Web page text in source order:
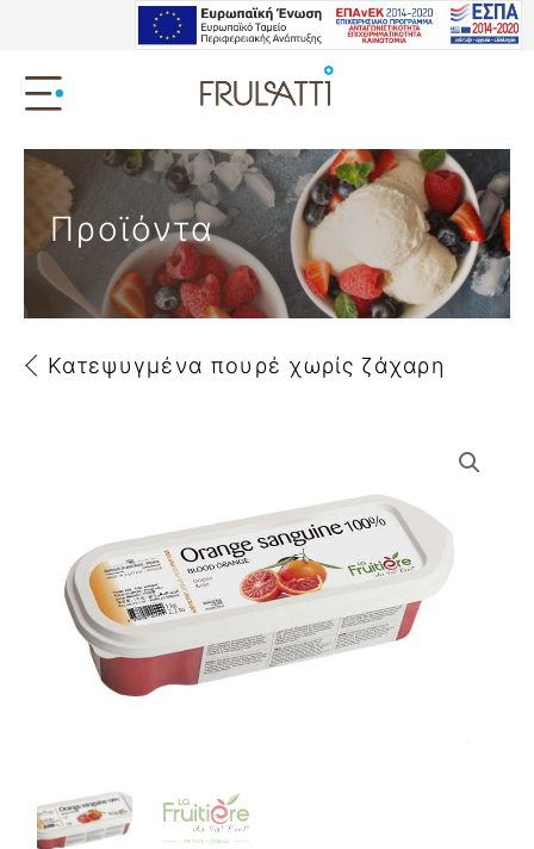
Προϊόντα
Κατεψυγμένα πουρέ χωρίς ζάχαρη